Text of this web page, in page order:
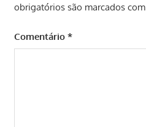
obrigatórios são marcados com
Comentário *